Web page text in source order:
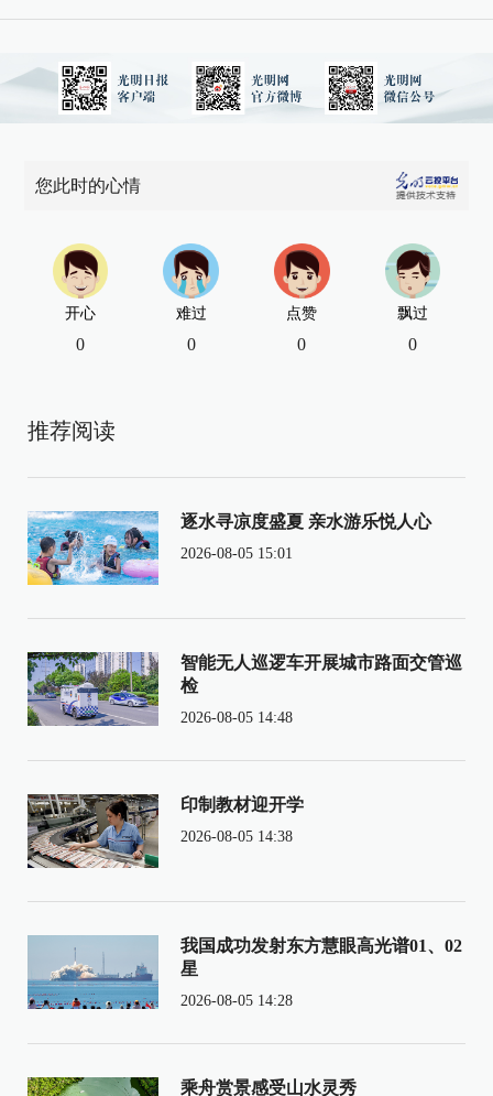
您此时的心情
开心
0
难过
0
点赞
0
飘过
0
推荐阅读
逐水寻凉度盛夏 亲水游乐悦人心
2026-08-05 15:01
智能无人巡逻车开展城市路面交管巡
检
2026-08-05 14:48
印制教材迎开学
2026-08-05 14:38
我国成功发射东方慧眼高光谱01、02
星
2026-08-05 14:28
乘舟赏景感受山水灵秀